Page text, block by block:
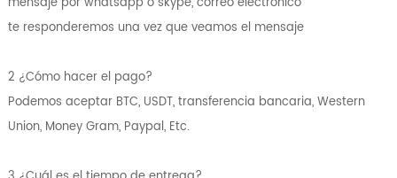
te responderemos una vez que veamos el mensaje
2 ¿Cómo hacer el pago?
Podemos aceptar BTC, USDT, transferencia bancaria, Western
Union, Money Gram, Paypal, Etc.